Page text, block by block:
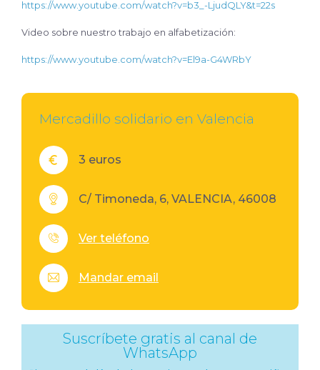
https://www.youtube.com/watch?v=b3_-LjudQLY&t=22s
Video sobre nuestro trabajo en alfabetización:
https://www.youtube.com/watch?v=El9a-G4WRbY
Mercadillo solidario en Valencia
3 euros
C/ Timoneda, 6, VALENCIA, 46008
Ver teléfono
Mandar email
Suscríbete gratis al canal de
WhatsApp